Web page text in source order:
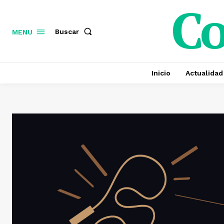
MENU Buscar
Inicio Actualidad